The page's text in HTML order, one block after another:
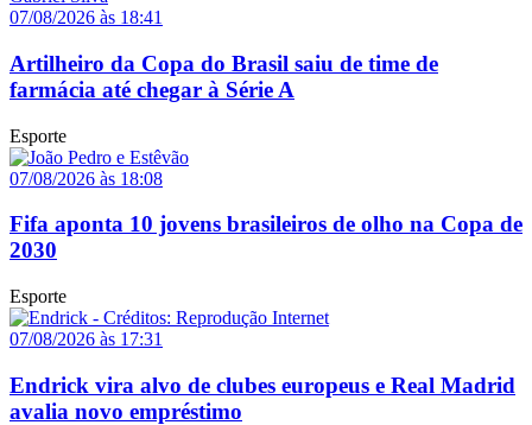
07/08/2026 às 18:41
Artilheiro da Copa do Brasil saiu de time de
farmácia até chegar à Série A
Esporte
07/08/2026 às 18:08
Fifa aponta 10 jovens brasileiros de olho na Copa de
2030
Esporte
07/08/2026 às 17:31
Endrick vira alvo de clubes europeus e Real Madrid
avalia novo empréstimo